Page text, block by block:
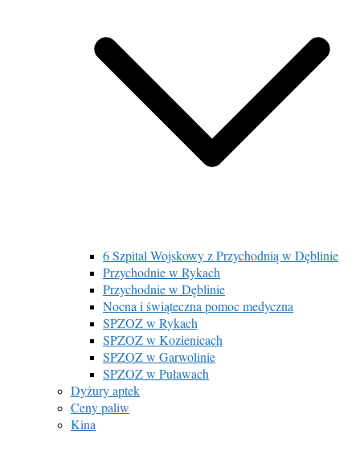
6 Szpital Wojskowy z Przychodnią w Dęblinie
Przychodnie w Rykach
Przychodnie w Dęblinie
Nocna i świąteczna pomoc medyczna
SPZOZ w Rykach
SPZOZ w Kozienicach
SPZOZ w Garwolinie
SPZOZ w Puławach
Dyżury aptek
Ceny paliw
Kina